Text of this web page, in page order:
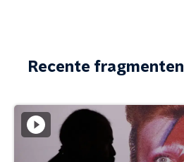
Recente fragmenten